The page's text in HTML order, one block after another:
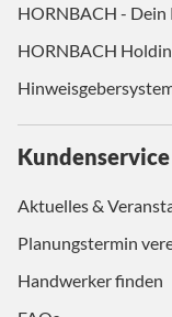
HORNBACH -
HORNBACH
Kundenservice
Aktuelles &
Planungstermin
Handwerker finden